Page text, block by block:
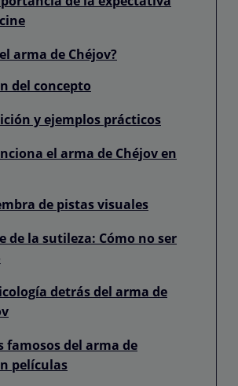
arma de Chéjov?
del concepto
y ejemplos prácticos
el arma de Chéjov en
de pistas visuales
de la sutileza: Cómo no ser
detrás del arma de
famosos del arma de
películas